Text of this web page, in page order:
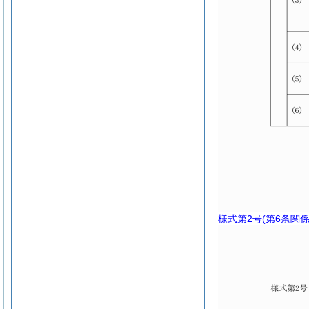
様式第2号(第6条関